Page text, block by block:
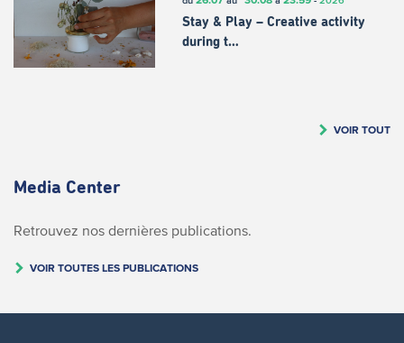
Stay & Play – Creative activity
during t…
VOIR TOUT
Media Center
Retrouvez nos dernières publications.
VOIR TOUTES LES PUBLICATIONS